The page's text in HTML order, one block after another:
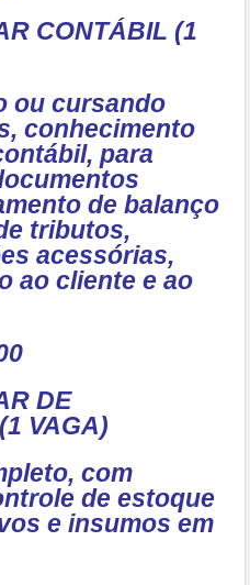
CONTÁBIL (1
ou cursando
conhecimento
para
de balanço
tributos,
acessórias,
ao cliente e ao
DE
VAGA)
com
de estoque
e insumos em